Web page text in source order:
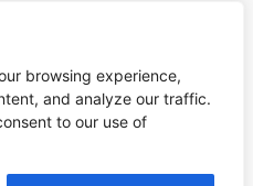
browsing experience,
and analyze our traffic.
to our use of